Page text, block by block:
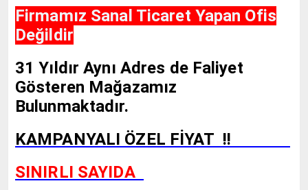
Firmamız Sanal Ticaret Yapan Ofis
Değildir
31 Yıldır Aynı Adres de Faliyet
Gösteren Mağazamız
Bulunmaktadır.
KAMPANYALI ÖZEL FİYAT !!
SINIRLI SAYIDA